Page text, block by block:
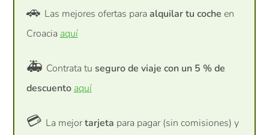
🚗 Las mejores ofertas para alquilar tu coche en
Croacia aquí
🚑 Contrata tu seguro de viaje con un 5 % de
descuento aquí
💳 La mejortarjeta para pagar (sin comisiones) y